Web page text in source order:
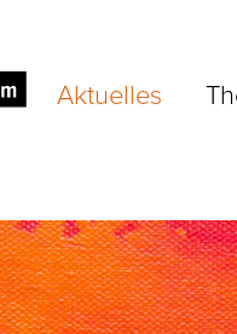
Aktuelles